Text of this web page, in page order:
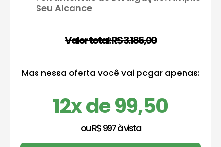
Seu Alcance
Valor total: R$ 3.186,00
Mas nessa oferta você vai pagar apenas:
12x de 99,50
ou R$ 997 à vista